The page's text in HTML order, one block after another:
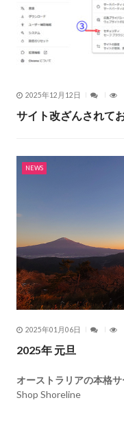
2025年12月12日
サイト改ざんされて
NEWS
2025年01月06日
2025年 元旦
オーストラリアの本格
Shop Shoreline